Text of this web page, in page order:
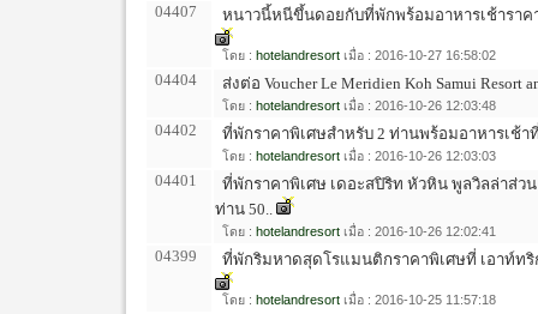
04407 หนาวนี้หนีขึ้นดอยกับที่พักพร้อมอาหารเช้าราค
โดย : hotelandresort เมื่อ : 2016-10-27 16:58:02
04404 ส่งต่อ Voucher Le Meridien Koh Samui Resort
โดย : hotelandresort เมื่อ : 2016-10-26 12:03:48
04402 ที่พักราคาพิเศษสำหรับ 2 ท่านพร้อมอาหารเช้า
โดย : hotelandresort เมื่อ : 2016-10-26 12:03:03
04401
ที่พักราคาพิเศษ เดอะสปิริท หัวหิน พูลวิลล่าส่ว
ท่าน 50..
โดย : hotelandresort เมื่อ : 2016-10-26 12:02:41
04399 ที่พักริมหาดสุดโรแมนติกราคาพิเศษที่ เอาท์ทริ
โดย : hotelandresort เมื่อ : 2016-10-25 11:57:18